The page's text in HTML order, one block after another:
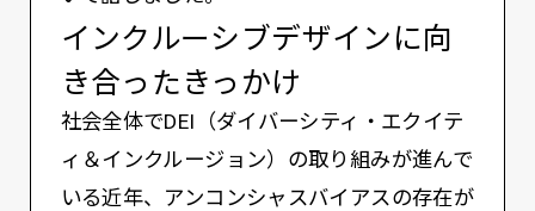
インクルーシブデザインに向
き合ったきっかけ
社会全体でDEI（ダイバーシティ・エクイテ
ィ＆インクルージョン）の取り組みが進んで
いる近年、アンコンシャスバイアスの存在が